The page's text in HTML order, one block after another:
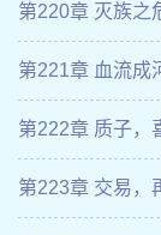
第220章 灭族之
第221章 血流成
第222章 质子，
第223章 交易，